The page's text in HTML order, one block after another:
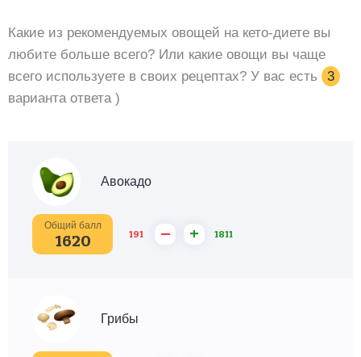
Какие из рекомендуемых овощей на кето-диете вы
любите больше всего? Или какие овощи вы чаще
всего используете в своих рецептах? У вас есть
3
варианта ответа )
Авокадо
Общий балл
1620 191 – + 1811
Грибы